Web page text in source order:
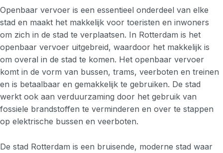
Openbaar vervoer is een essentieel onderdeel van elke
stad en maakt het makkelijk voor toeristen en inwoners
om zich in de stad te verplaatsen. In Rotterdam is het
openbaar vervoer uitgebreid, waardoor het makkelijk is
om overal in de stad te komen. Het openbaar vervoer
komt in de vorm van bussen, trams, veerboten en treinen
en is betaalbaar en gemakkelijk te gebruiken. De stad
werkt ook aan verduurzaming door het gebruik van
fossiele brandstoffen te verminderen en over te stappen
op elektrische bussen en veerboten.
De stad Rotterdam is een bruisende, moderne stad waar